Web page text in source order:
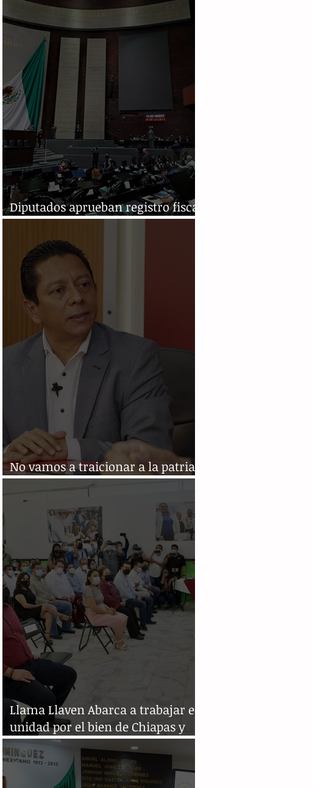
Diputados aprueban registro fiscal
obligatorio para jóvenes
No vamos a traicionar a la patria:
Llaven Abarca
Llama Llaven Abarca a trabajar en
unidad por el bien de Chiapas y
México